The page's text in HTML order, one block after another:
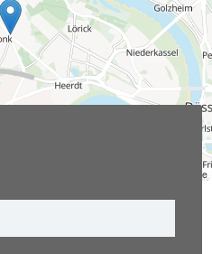
© OpenStreetMap-Mitwirkende